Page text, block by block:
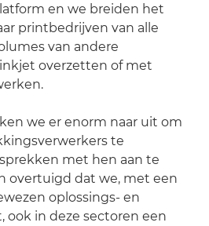
en we breiden het
printbedrijven van alle
van andere
overzetten of met
we er enorm naar uit om
te
met hen aan te
overtuigd dat we, met een
oplossings- en
in deze sectoren een